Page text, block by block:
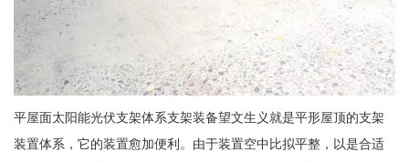
平屋面太阳能光伏支架体系支架装备望文生义就是平形屋顶的支架
装置体系，它的装置愈加便利。由于装置空中比拟平整，以是合适